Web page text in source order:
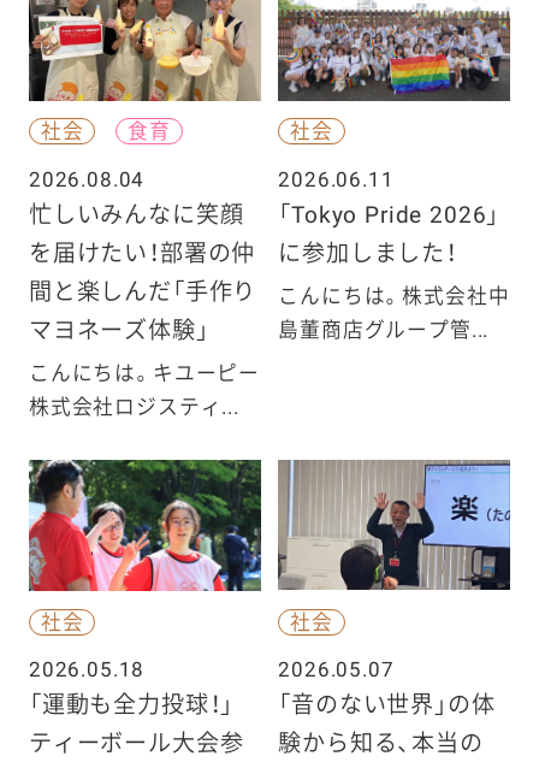
社会
食育
2026.08.04
忙しいみんなに笑顔
を届けたい！部署の仲
間と楽しんだ「手作り
マヨネーズ体験」
こんにちは。キユーピー
株式会社ロジスティ...
社会
2026.06.11
「Tokyo Pride 2026」
に参加しました！
こんにちは。株式会社中
島董商店グループ管...
社会
2026.05.18
「運動も全力投球！」
ティーボール大会参
社会
2026.05.07
「音のない世界」の体
験から知る、本当の